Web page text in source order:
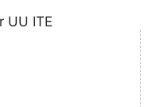
UU ITE